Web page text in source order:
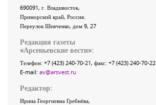
690091, г. Владивосток,
Приморский край, Россия
Переулок Шевченко, дом 9, 27
Редакция газеты
«Арсеньевские вести»:
Телефон: +7 (423) 240-70-21, факс: +7 (423) 240-70-22
E-mail: av@arsvest.ru
Редактор:
Ирина Георгиевна Гребнёва,